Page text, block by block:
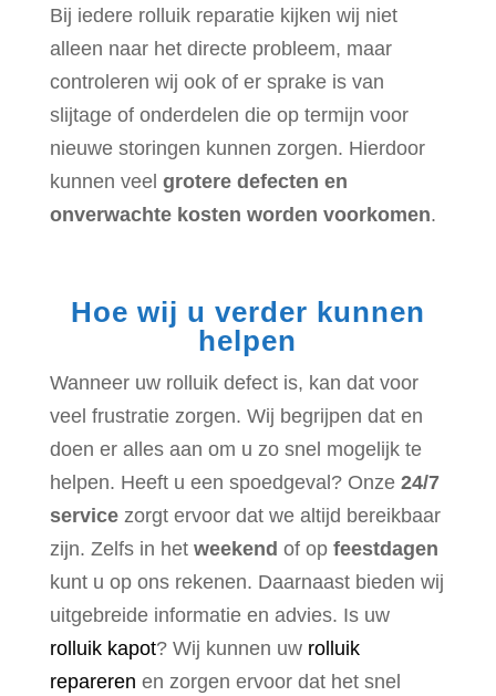
Bij iedere rolluik reparatie kijken wij niet
alleen naar het directe probleem, maar
controleren wij ook of er sprake is van
slijtage of onderdelen die op termijn voor
nieuwe storingen kunnen zorgen. Hierdoor
kunnen veel grotere defecten en
onverwachte kosten worden voorkomen.
Hoe wij u verder kunnen
helpen
Wanneer uw rolluik defect is, kan dat voor
veel frustratie zorgen. Wij begrijpen dat en
doen er alles aan om u zo snel mogelijk te
helpen. Heeft u een spoedgeval? Onze 24/7
servicezorgt ervoor dat we altijd bereikbaar
zijn. Zelfs in het weekend of op feestdagen
kunt u op ons rekenen. Daarnaast bieden wij
uitgebreide informatie en advies. Is uw
rolluik kapot? Wij kunnen uw rolluik
repareren en zorgen ervoor dat het snel